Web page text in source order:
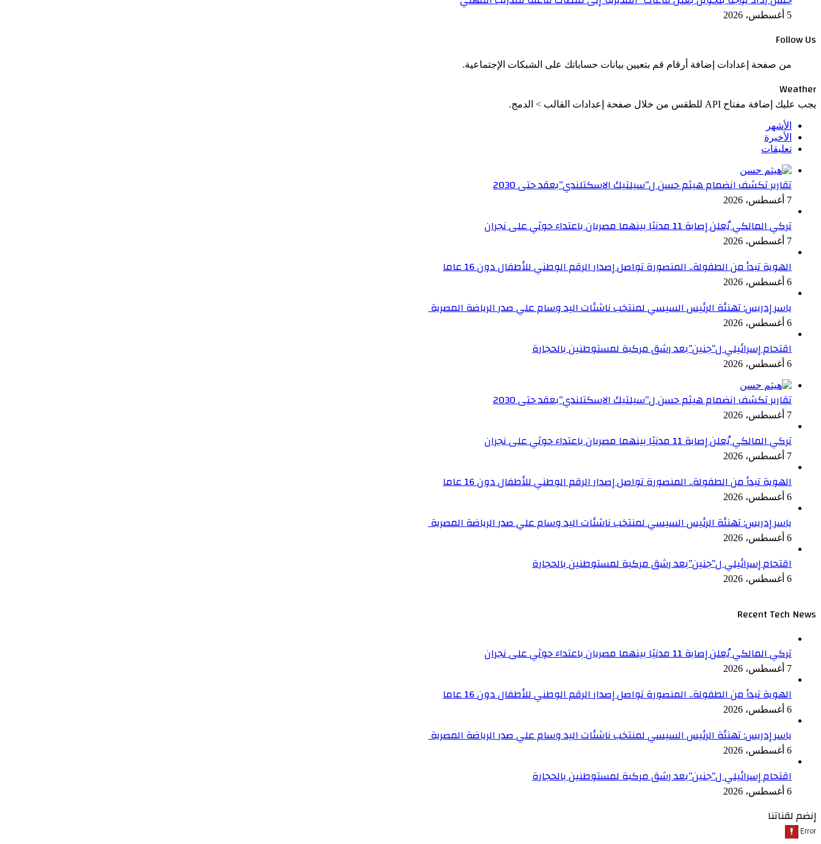
5 أغسطس، 2026
Follow Us
من صفحة إعدادات إضافة أرقام قم بتعيين بيانات حساباتك على الشبكات الإجتماعية.
Weather
يجب عليك إضافة مفتاح API للطقس من خلال صفحة إعدادات القالب > الدمج.
الأشهر
الأخيرة
تعليقات
تقارير تكشف انضمام هيثم حسن ل”سيلتيك الاسكتلندي”بعقد حتى 2030
7 أغسطس، 2026
تركي المالكي يُعلن إصابة 11 مدنيًا بينهما مصريان باعتداء حوثي على نجران
7 أغسطس، 2026
الهوية تبدأ من الطفولة.. المنصورة تواصل إصدار الرقم الوطني للأطفال دون 16 عاما
6 أغسطس، 2026
ياسر إدريس: تهنئة الرئيس السيسي لمنتخب ناشئات اليد وسام علي صدر الرياضة المصرية
6 أغسطس، 2026
اقتحام إسرائيلي ل”جنين”بعد رشق مركبة لمستوطنين بالحجارة
6 أغسطس، 2026
تقارير تكشف انضمام هيثم حسن ل”سيلتيك الاسكتلندي”بعقد حتى 2030
7 أغسطس، 2026
تركي المالكي يُعلن إصابة 11 مدنيًا بينهما مصريان باعتداء حوثي على نجران
7 أغسطس، 2026
الهوية تبدأ من الطفولة.. المنصورة تواصل إصدار الرقم الوطني للأطفال دون 16 عاما
6 أغسطس، 2026
ياسر إدريس: تهنئة الرئيس السيسي لمنتخب ناشئات اليد وسام علي صدر الرياضة المصرية
6 أغسطس، 2026
اقتحام إسرائيلي ل”جنين”بعد رشق مركبة لمستوطنين بالحجارة
6 أغسطس، 2026
Recent Tech News
تركي المالكي يُعلن إصابة 11 مدنيًا بينهما مصريان باعتداء حوثي على نجران
7 أغسطس، 2026
الهوية تبدأ من الطفولة.. المنصورة تواصل إصدار الرقم الوطني للأطفال دون 16 عاما
6 أغسطس، 2026
ياسر إدريس: تهنئة الرئيس السيسي لمنتخب ناشئات اليد وسام علي صدر الرياضة المصرية
6 أغسطس، 2026
اقتحام إسرائيلي ل”جنين”بعد رشق مركبة لمستوطنين بالحجارة
6 أغسطس، 2026
إنضم لقناتنا